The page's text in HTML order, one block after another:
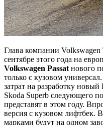
Глава компании
сентябре этого года на
Volkswagen Passat нового
только с кузовом
затрат на разработку
Skoda Superb следующего
представят в этом году.
версия с кузовом
марками будут на одном